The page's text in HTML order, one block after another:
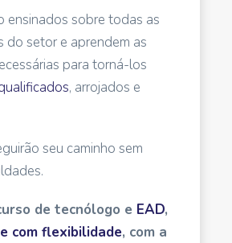
ensinados sobre todas as
do setor e aprendem as
para torná-los
, arrojados e
seu caminho sem
de tecnólogo e EAD,
com flexibilidade, com a